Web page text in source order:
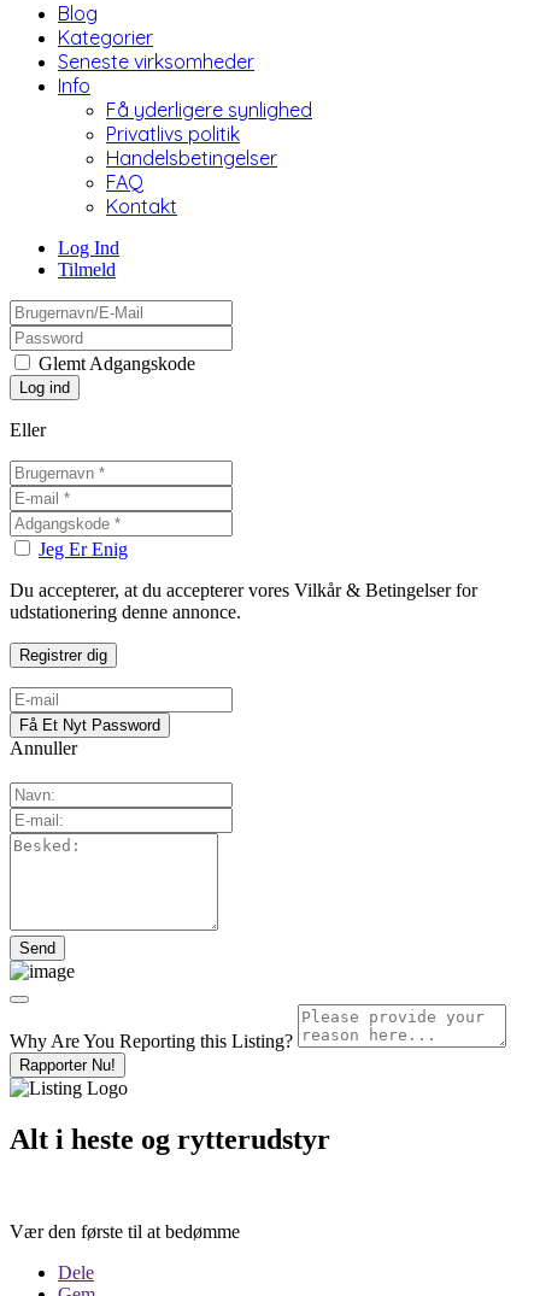
Blog
Kategorier
Seneste virksomheder
Info
Få yderligere synlighed
Privatlivs politik
Handelsbetingelser
FAQ
Kontakt
Log Ind
Tilmeld
Glemt Adgangskode
Eller
Jeg Er Enig
Du accepterer, at du accepterer vores Vilkår & Betingelser for
udstationering denne annonce.
Annuller
Why Are You Reporting this Listing?
Rapporter Nu!
Alt i heste og rytterudstyr
Vær den første til at bedømme
Dele